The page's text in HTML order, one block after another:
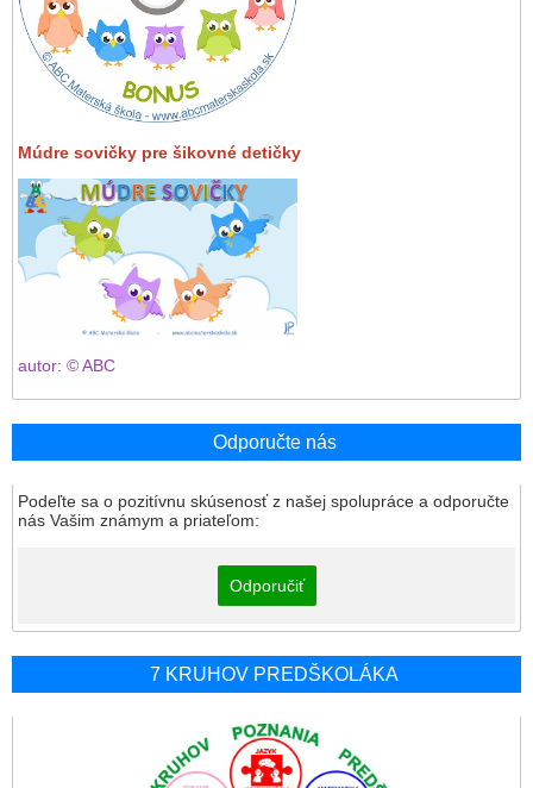
Múdre sovičky pre šikovné detičky
autor: © ABC
Odporučte nás
Podeľte sa o pozitívnu skúsenosť z našej spolupráce a odporučte
nás Vašim známym a priateľom:
Odporučiť
7 KRUHOV PREDŠKOLÁKA